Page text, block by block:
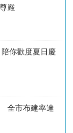
嚴
你歡度夏日慶
全市布建率達